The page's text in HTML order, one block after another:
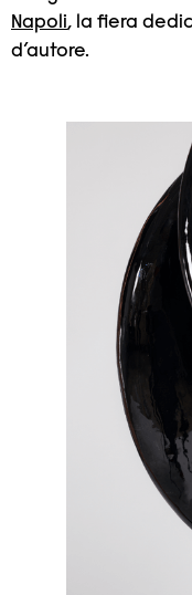
Napoli, la fiera
d’autore.